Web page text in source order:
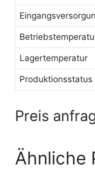
Lagertemperatur
Produktionsstatus
Preis
Ähnliche